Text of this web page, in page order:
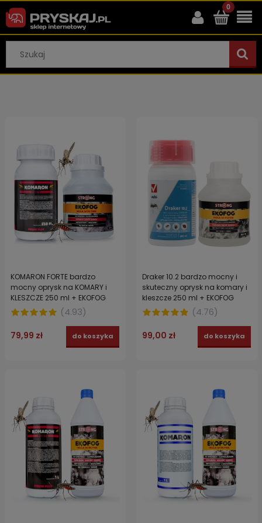
KOMARON FORTE bardzo
mocny oprysk na KOMARY i
KLESZCZE 250 ml + EKOFOG
ekologiczny nośnik 250 ml
(4.93)
79,99 zł do koszyka
Draker 10.2 bardzo mocny i
skuteczny oprysk na komary i
kleszcze 250 ml + EKOFOG
ekologiczny utrwalacz 250 ml
(4.76)
99,00 zł do koszyka